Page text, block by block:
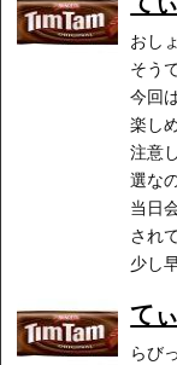
おし
そう
今回
楽し
注意
選な
当日
され
少し
て
らび